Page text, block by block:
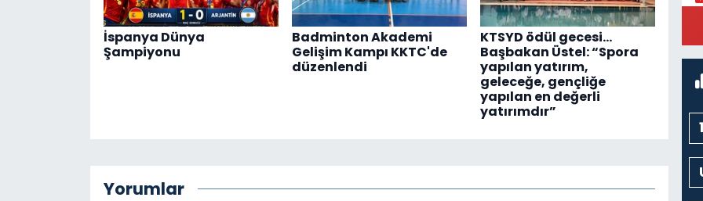
İspanya Dünya
Şampiyonu
Badminton Akademi
Gelişim Kampı KKTC'de
düzenlendi
KTSYD ödül gecesi...
Başbakan Üstel: “Spora
yapılan yatırım,
geleceğe, gençliğe
yapılan en değerli
yatırımdır”
Yorumlar